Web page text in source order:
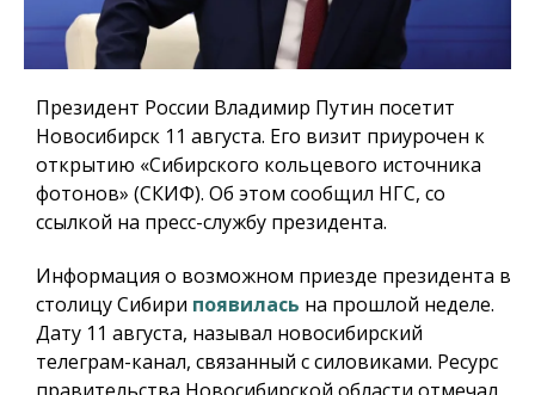
Президент России Владимир Путин посетит
Новосибирск 11 августа. Его визит приурочен к
открытию «Сибирского кольцевого источника
фотонов» (СКИФ). Об этом сообщил НГС, со
ссылкой на пресс-службу президента.
Информация о возможном приезде президента в
столицу Сибири появилась на прошлой неделе.
Дату 11 августа, называл новосибирский
телеграм-канал, связанный с силовиками. Ресурс